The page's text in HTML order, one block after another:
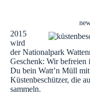
2015
wird
der Nationalpark
Geschenk: Wir
Du bein Watt’n Müll
Küstenbeschützer, die
sammeln.